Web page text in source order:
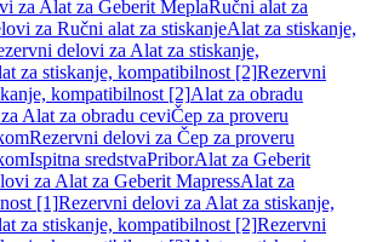
za Alat za Geberit MeplaRučni alat za
za Ručni alat za stiskanjeAlat za stiskanje,
delovi za Alat za stiskanje,
za stiskanje, kompatibilnost [2]Rezervni
kompatibilnost [2]Alat za obradu
Alat za obradu ceviČep za proveru
Rezervni delovi za Čep za proveru
Ispitna sredstvaPriborAlat za Geberit
za Alat za Geberit MapressAlat za
[1]Rezervni delovi za Alat za stiskanje,
za stiskanje, kompatibilnost [2]Rezervni